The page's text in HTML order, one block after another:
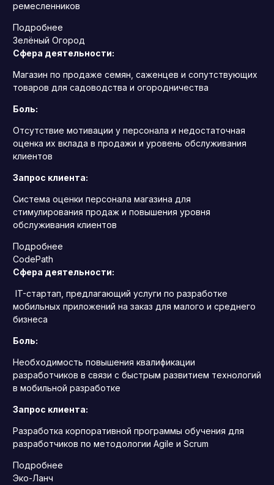
ремесленников
Подробнее
Зелёный Огород
Сфера деятельности:
Магазин по продаже семян, саженцев и сопутствующих
товаров для садоводства и огородничества
Боль:
Отсутствие мотивации у персонала и недостаточная
оценка их вклада в продажи и уровень обслуживания
клиентов
Запрос клиента:
Система оценки персонала магазина для
стимулирования продаж и повышения уровня
обслуживания клиентов
Подробнее
CodePath
Сфера деятельности:
IT-стартап, предлагающий услуги по разработке
мобильных приложений на заказ для малого и среднего
бизнеса
Боль:
Необходимость повышения квалификации
разработчиков в связи с быстрым развитием технологий
в мобильной разработке
Запрос клиента:
Разработка корпоративной программы обучения для
разработчиков по методологии Agile и Scrum
Подробнее
Эко-Ланч